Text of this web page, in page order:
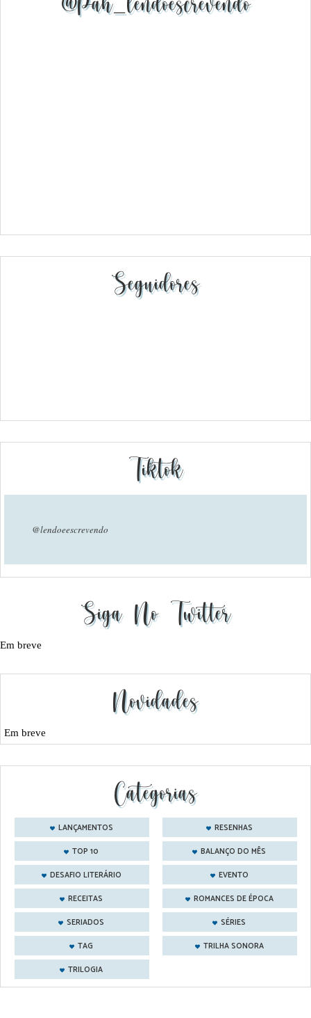
Seguidores
Tiktok
@lendoeescrevendo
Siga No Twitter
Em breve
Novidades
Em breve
Categorias
LANÇAMENTOS
RESENHAS
TOP 10
BALANÇO DO MÊS
DESAFIO LITERÁRIO
EVENTO
RECEITAS
ROMANCES DE ÉPOCA
SERIADOS
SÉRIES
TAG
TRILHA SONORA
TRILOGIA